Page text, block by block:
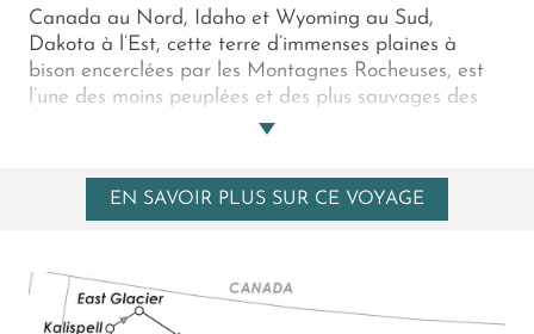
Canada au Nord, Idaho et Wyoming au Sud,
Dakota à l’Est, cette terre d’immenses plaines à
bison encerclées par les Montagnes Rocheuses, est
l’une des moins peuplées et des plus sauvages des
États-Unis. Parc National des Glaciers, Cratère de la
où vivent ours, grizzlys, caribous, mouflons, coyotes…
rivières cristallines où frayent saumons et truites
nature ce circuit est pour vous !
EN SAVOIR PLUS SUR CE VOYAGE